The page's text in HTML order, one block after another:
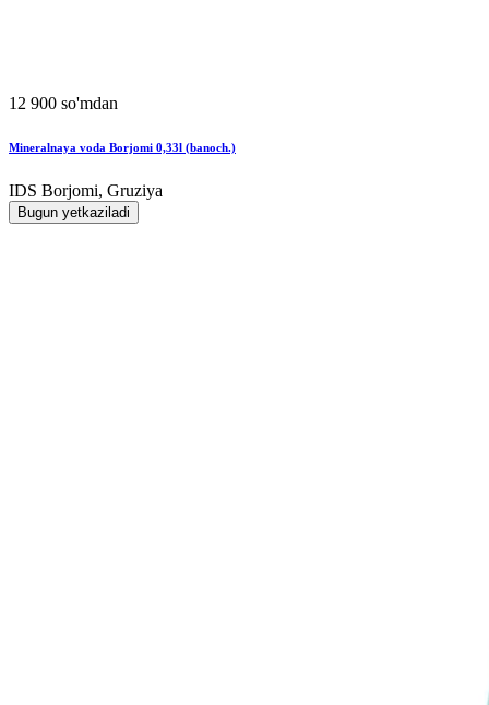
12 900 so'mdan
Mineralnaya voda Borjomi 0,33l (banoch.)
IDS Borjomi, Gruziya
Bugun yetkaziladi